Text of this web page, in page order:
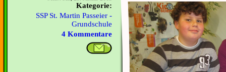
Kategorie:
SSP St. Martin Passeier -
Grundschule
4 Kommentare